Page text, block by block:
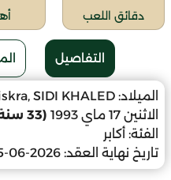
دقائق اللعب
التفاصيل
الميلاد: SIDI KHALED
الاثنين 17 ماي 1993
(33 سنة)
الفئة: أكابر
تاريخ نهاية العقد: 2026-06-15